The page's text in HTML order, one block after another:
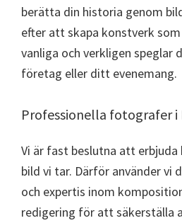
berätta din historia genom
efter att skapa konstverk
vanliga och verkligen speglar
företag eller ditt evenemang.
Professionella fotografer i
Vi är fast beslutna att
bild vi tar. Därför använder vi
och expertis inom
redigering för att säkerställa